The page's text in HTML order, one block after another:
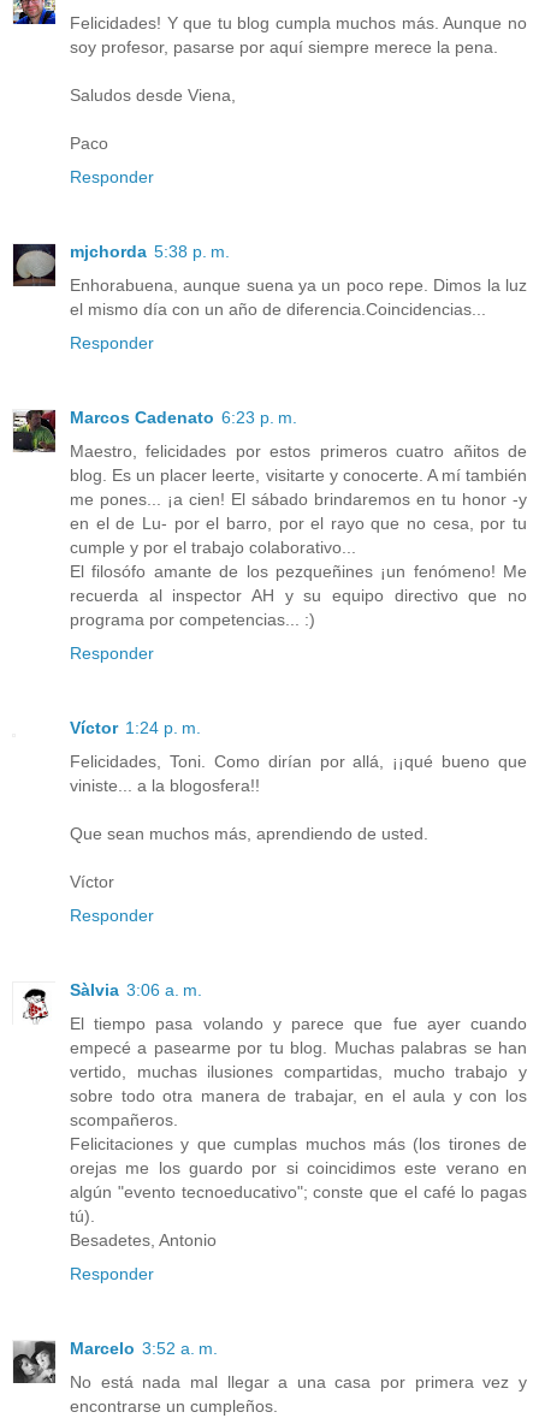
Felicidades! Y que tu blog cumpla muchos más. Aunque no
soy profesor, pasarse por aquí siempre merece la pena.
Saludos desde Viena,
Paco
Responder
mjchorda 5:38 p. m.
Enhorabuena, aunque suena ya un poco repe. Dimos la luz
el mismo día con un año de diferencia.Coincidencias...
Responder
Marcos Cadenato 6:23 p. m.
Maestro, felicidades por estos primeros cuatro añitos de
blog. Es un placer leerte, visitarte y conocerte. A mí también
me pones... ¡a cien! El sábado brindaremos en tu honor -y
en el de Lu- por el barro, por el rayo que no cesa, por tu
cumple y por el trabajo colaborativo...
El filosófo amante de los pezqueñines ¡un fenómeno! Me
recuerda al inspector AH y su equipo directivo que no
programa por competencias... :)
Responder
Víctor 1:24 p. m.
Felicidades, Toni. Como dirían por allá, ¡¡qué bueno que
viniste... a la blogosfera!!
Que sean muchos más, aprendiendo de usted.
Víctor
Responder
Sàlvia 3:06 a. m.
El tiempo pasa volando y parece que fue ayer cuando
empecé a pasearme por tu blog. Muchas palabras se han
vertido, muchas ilusiones compartidas, mucho trabajo y
sobre todo otra manera de trabajar, en el aula y con los
scompañeros.
Felicitaciones y que cumplas muchos más (los tirones de
orejas me los guardo por si coincidimos este verano en
algún "evento tecnoeducativo"; conste que el café lo pagas
tú).
Besadetes, Antonio
Responder
Marcelo 3:52 a. m.
No está nada mal llegar a una casa por primera vez y
encontrarse un cumpleños.